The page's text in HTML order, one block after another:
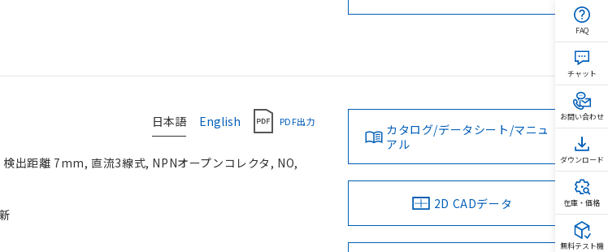
日本語 English PDF出力
出距離 7mm, 直流3線式, NPNオープンコレクタ, NO,
カタログ/データシート/マニュ
アル
2D CADデータ
FAQ
チャット
お問い合わせ
ダウンロード
在庫・価格
無料テスト機